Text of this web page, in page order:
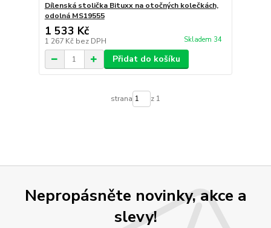
Dílenská stolička Bituxx na otočných kolečkách,
odolná MS19555
1 533 Kč
1 267 Kč bez DPH Skladem 34
Přidat do košíku
strana z 1
Nepropásněte novinky, akce a
slevy!